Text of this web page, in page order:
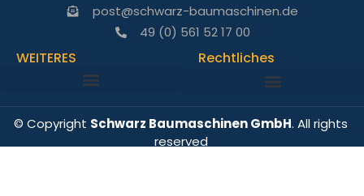
post@schwarz-baumaschinen.de
49 (0) 561 52 17 00
WEITERES Rechtliches
© Copyright Schwarz Baumaschinen GmbH. All rights
reserved